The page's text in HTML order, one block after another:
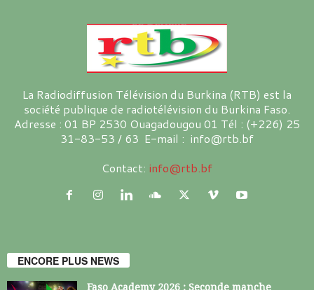
La Radiodiffusion Télévision du Burkina (RTB) est la
société publique de radiotélévision du Burkina Faso.
Adresse : 01 BP 2530 Ouagadougou 01 Tél : (+226) 25
31-83-53 / 63 E-mail : info@rtb.bf
Contact: info@rtb.bf
ENCORE PLUS NEWS
Faso Academy 2026 : Seconde manche